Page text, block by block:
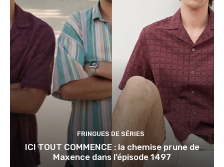
FRINGUES DE SÉRIES
ICI TOUT COMMENCE : la chemise prune de
Maxence dans l’épisode 1497